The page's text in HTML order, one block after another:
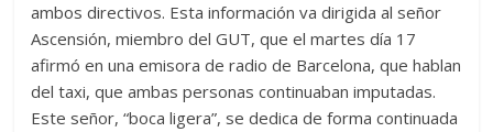
ambos directivos. Esta información va dirigida al señor
Ascensión, miembro del GUT, que el martes día 17
afirmó en una emisora de radio de Barcelona, que hablan
del taxi, que ambas personas continuaban imputadas.
Este señor, “boca ligera”, se dedica de forma continuada